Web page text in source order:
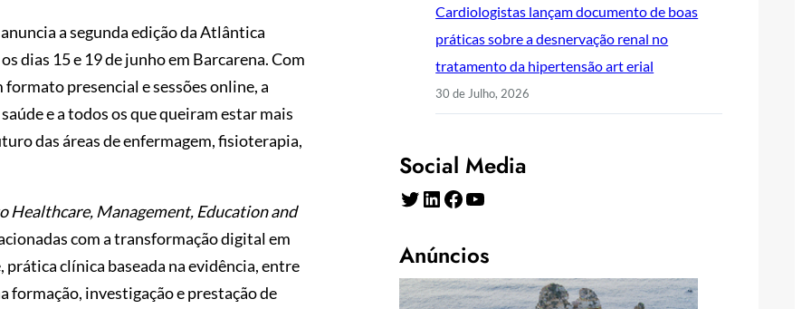
a segunda edição da Atlântica
dias 15 e 19 de junho em Barcarena. Com
formato presencial e sessões online, a
e a todos os que queiram estar mais
das áreas de enfermagem, fisioterapia,
Healthcare, Management, Education and
com a transformação digital em
clínica baseada na evidência, entre
formação, investigação e prestação de
Cardiologistas lançam documento de boas
práticas sobre a desnervação renal no
tratamento da hipertensão art erial
30 de Julho, 2026
Social Media
Twitter LinkedIn Facebook YouTube
Anúncios